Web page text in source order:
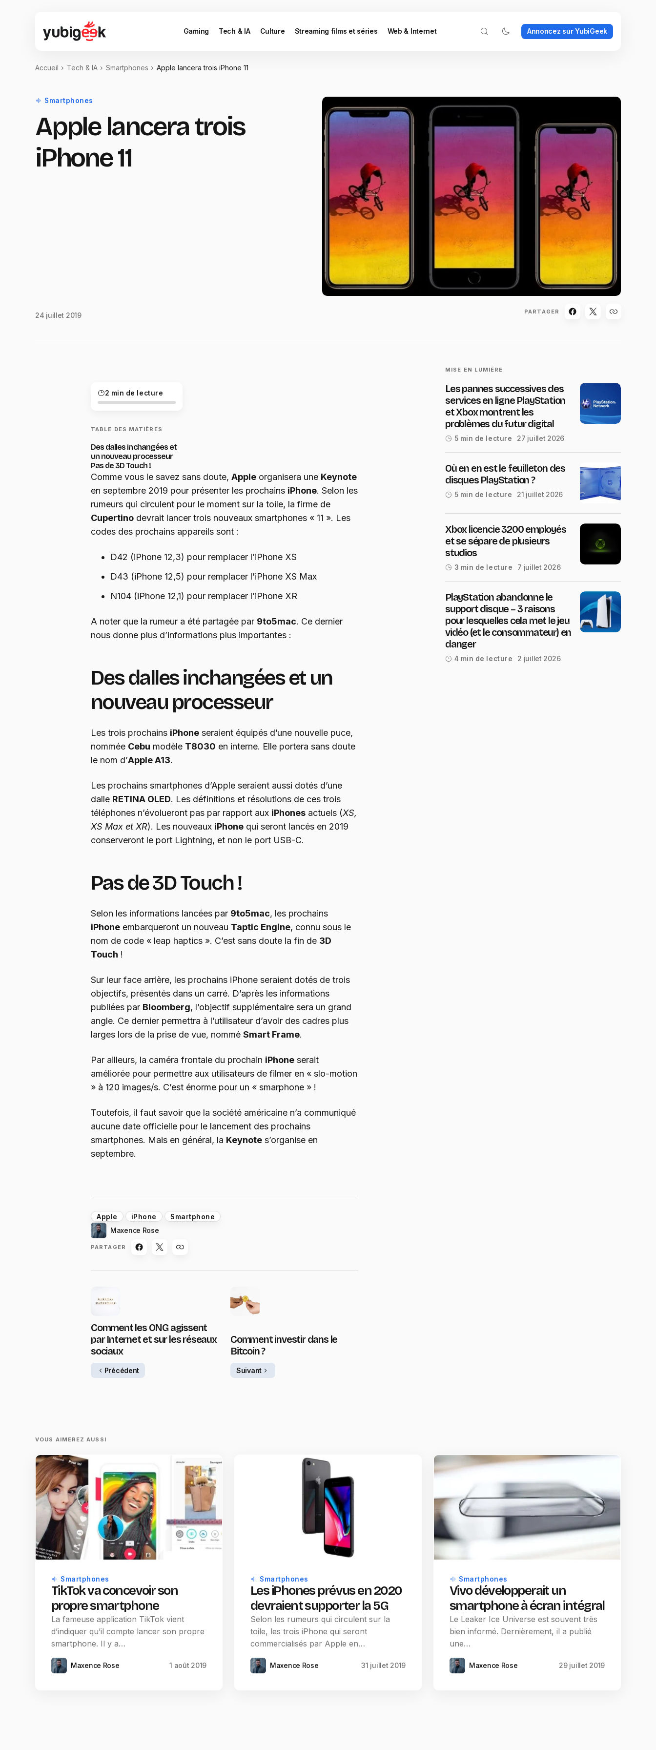
Gaming Tech & IA Culture Streaming films et séries Web & Internet Annoncez sur YubiGeek
Accueil Tech & IA Smartphones Apple lancera trois iPhone 11
Smartphones
Apple lancera trois
iPhone 11
24 juillet 2019 PARTAGER
2 min de lecture
TABLE DES MATIÈRES
Des dalles inchangées et
un nouveau processeur
Pas de 3D Touch !
Comme vous le savez sans doute, Apple organisera une Keynote
en septembre 2019 pour présenter les prochains iPhone. Selon les
rumeurs qui circulent pour le moment sur la toile, la firme de
Cupertino devrait lancer trois nouveaux smartphones « 11 ». Les
codes des prochains appareils sont :
D42 (iPhone 12,3) pour remplacer l’iPhone XS
D43 (iPhone 12,5) pour remplacer l’iPhone XS Max
N104 (iPhone 12,1) pour remplacer l’iPhone XR
A noter que la rumeur a été partagée par 9to5mac. Ce dernier
nous donne plus d’informations plus importantes :
Des dalles inchangées et un
nouveau processeur
Les trois prochains iPhone seraient équipés d’une nouvelle puce,
nommée Cebu modèle T8030 en interne. Elle portera sans doute
le nom d’Apple A13.
Les prochains smartphones d’Apple seraient aussi dotés d’une
dalle RETINA OLED. Les définitions et résolutions de ces trois
téléphones n’évolueront pas par rapport aux iPhones actuels (XS,
XS Max et XR). Les nouveaux iPhone qui seront lancés en 2019
conserveront le port Lightning, et non le port USB-C.
Pas de 3D Touch !
Selon les informations lancées par 9to5mac, les prochains
iPhone embarqueront un nouveau Taptic Engine, connu sous le
nom de code « leap haptics ». C’est sans doute la fin de 3D
Touch !
Sur leur face arrière, les prochains iPhone seraient dotés de trois
objectifs, présentés dans un carré. D’après les informations
publiées par Bloomberg, l’objectif supplémentaire sera un grand
angle. Ce dernier permettra à l’utilisateur d’avoir des cadres plus
larges lors de la prise de vue, nommé Smart Frame.
Par ailleurs, la caméra frontale du prochain iPhone serait
améliorée pour permettre aux utilisateurs de filmer en « slo-motion
» à 120 images/s. C’est énorme pour un « smarphone » !
Toutefois, il faut savoir que la société américaine n’a communiqué
aucune date officielle pour le lancement des prochains
smartphones. Mais en général, la Keynote s’organise en
septembre.
Apple iPhone Smartphone
Maxence Rose
PARTAGER
Comment les ONG agissent
par Internet et sur les réseaux
sociaux
Précédent
Comment investir dans le
Bitcoin ?
Suivant
MISE EN LUMIÈRE
Les pannes successives des
services en ligne PlayStation
et Xbox montrent les
problèmes du futur digital
5 min de lecture 27 juillet 2026
Où en en est le feuilleton des
disques PlayStation ?
5 min de lecture 21 juillet 2026
Xbox licencie 3200 employés
et se sépare de plusieurs
studios
3 min de lecture 7 juillet 2026
PlayStation abandonne le
support disque – 3 raisons
pour lesquelles cela met le jeu
vidéo (et le consommateur) en
danger
4 min de lecture 2 juillet 2026
VOUS AIMEREZ AUSSI
Smartphones
TikTok va concevoir son
propre smartphone
La fameuse application TikTok vient
d’indiquer qu’il compte lancer son propre
smartphone. Il y a…
Maxence Rose 1 août 2019
Smartphones
Les iPhones prévus en 2020
devraient supporter la 5G
Selon les rumeurs qui circulent sur la
toile, les trois iPhone qui seront
commercialisés par Apple en…
Maxence Rose 31 juillet 2019
Smartphones
Vivo développerait un
smartphone à écran intégral
Le Leaker Ice Universe est souvent très
bien informé. Dernièrement, il a publié
une…
Maxence Rose 29 juillet 2019